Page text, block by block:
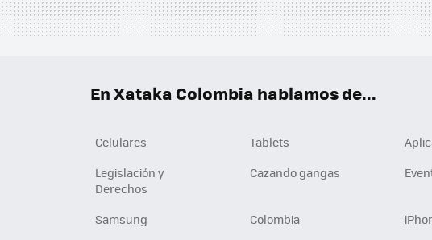
En Xataka Colombia hablamos de...
Celulares Tablets
Legislación y
Derechos
Cazando gangas
Samsung Colombia